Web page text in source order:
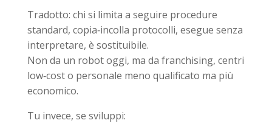
Tradotto: chi si limita a seguire procedure
standard, copia‑incolla protocolli, esegue senza
interpretare, è sostituibile.
Non da un robot oggi, ma da franchising, centri
low‑cost o personale meno qualificato ma più
economico.
Tu invece, se sviluppi: